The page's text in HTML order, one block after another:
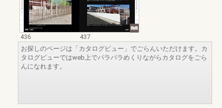
436
437
お探しのページは「カタログビュー」でごらんいただけます。カ
タログビューではweb上でパラパラめくりながらカタログをごら
んになれます。